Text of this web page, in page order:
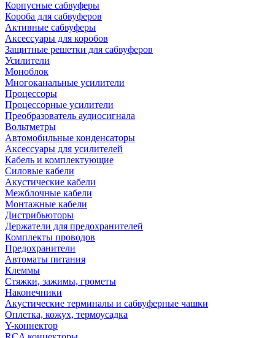
Корпусные сабвуферы
Короба для сабвуферов
Активные сабвуферы
Аксессуары для коробов
Защитные решетки для сабвуферов
Усилители
Моноблок
Многоканальные усилители
Процессоры
Процессорные усилители
Преобразователь аудиосигнала
Вольтметры
Автомобильные конденсаторы
Аксессуары для усилителей
Кабель и комплектующие
Силовые кабели
Акустические кабели
Межблочные кабели
Монтажные кабели
Дистрибьюторы
Держатели для предохранителей
Комплекты проводов
Предохранители
Автоматы питания
Клеммы
Стяжки, зажимы, грометы
Наконечники
Акустические терминалы и сабвуферные чашки
Оплетка, кожух, термоусадка
Y-коннектор